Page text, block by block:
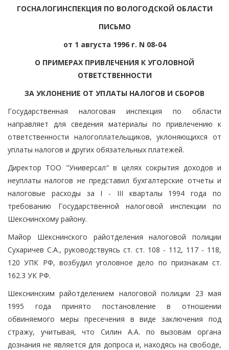
ГОСНАЛОГИНСПЕКЦИЯ ПО ВОЛОГОДСКОЙ ОБЛАСТИ
ПИСЬМО
от 1 августа 1996 г. N 08-04
О ПРИМЕРАХ ПРИВЛЕЧЕНИЯ К УГОЛОВНОЙ
ОТВЕТСТВЕННОСТИ
ЗА УКЛОНЕНИЕ ОТ УПЛАТЫ НАЛОГОВ И СБОРОВ
Государственная налоговая инспекция по области
направляет для сведения материалы по привлечению к
ответственности налогоплательщиков, уклоняющихся от
уплаты налогов и других обязательных платежей.
Директор ТОО "Универсал" в целях сокрытия доходов и
неуплаты налогов не представил бухгалтерские отчеты и
налоговые расходы за I - III кварталы 1994 года по
требованию Государственной налоговой инспекции по
Шекснинскому району.
Майор Шекснинского райотделения налоговой полиции
Сухаричев С.А., руководствуясь ст. ст. 108 - 112, 117 - 118,
120 УПК РФ, возбудил уголовное дело по признакам ст.
162.3 УК РФ.
Шекснинским райотделением налоговой полиции 23 мая
1995 года принято постановление в отношении
обвиняемого меры пресечения в виде заключения под
стражу, учитывая, что Силин А.А. по вызовам органа
дознания не является для допроса и, находясь на свободе,